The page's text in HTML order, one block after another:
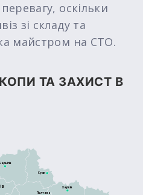
оскільки
зі складу та
майстром на СТО.
ТА ЗАХИСТ В
Харків
Полтава
Суми
Чернігів